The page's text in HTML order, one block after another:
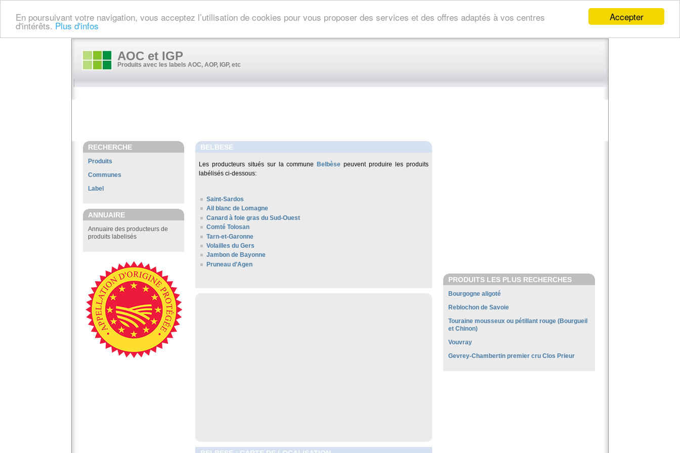
Accepter
En poursuivant votre navigation, vous acceptez l’utilisation de cookies pour vous proposer des services et des offres adaptés à vos centres
d'intérêts. Plus d'infos
AOC et IGP
Produits avec les labels AOC, AOP, IGP, etc
RECHERCHE
Produits
Communes
Label
ANNUAIRE
Annuaire des producteurs de
produits labelisés
BELBESE
Les producteurs situés sur la commune Belbèse peuvent produire les produits
labélisés ci-dessous:
Saint-Sardos
Ail blanc de Lomagne
Canard à foie gras du Sud-Ouest
Comté Tolosan
Tarn-et-Garonne
Volailles du Gers
Jambon de Bayonne
Pruneau d’Agen
PRODUITS LES PLUS RECHERCHES
Bourgogne aligoté
Reblochon de Savoie
Touraine mousseux ou pétillant rouge (Bourgueil
et Chinon)
Vouvray
Gevrey-Chambertin premier cru Clos Prieur